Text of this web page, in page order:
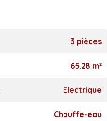
3 pièces
65.28 m²
Electrique
Chauffe-eau